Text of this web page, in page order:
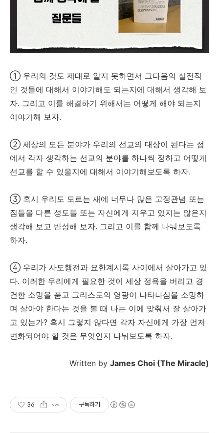
① 우리의 것도 제대로 알지 못하면서 그다음의 실전적
인 것들에 대해서 이야기해도 되는지에 대해서 생각해 보
자. 그리고 이를 해결하기 위해서는 어떻게 해야 되는지
이야기해 보자.
② 세상의 모든 분야가 우리의 선교의 대상이 된다는 점
에서 각자 생각하는 선교의 분야를 하나씩 정하고 어떻게
선교를 할 수 있을지에 대해서 이야기해보도록 하자.
③ 혹시 우리도 모르는 새에 너무나 많은 고정관념 또는
짐들을 다른 성도들 또는 자신에게 지우고 있지는 않은지
생각해 보고 반성해 보자. 그리고 이를 함께 나눠보도록
하자.
④ 우리가 사도행전과 요한계시록 사이에서 살아가고 있
다. 이러한 우리에게 필요한 것이 세상 정욕을 버리고 경
건한 소망을 품고 그리스도의 영광이 나타나심을 소망하
며 살아야 한다는 것을 볼 때 나는 이에 맞춰서 잘 살아가
고 있는가? 혹시 그렇지 않다면 각자 자신에게 가장 먼저
변화되어야 할 것은 무엇인지 나눠보도록 하자.
Written by James Choi (The Miracle)
36 구독하기